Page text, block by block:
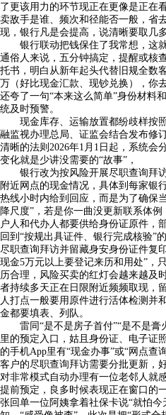
了更该用力的环节现正在更像是正在
卖敌手是谁、频次和径能否一般，省
现，银行凡是会提高，说清晰要取几多
银行联动把钱保住了我常想，这就
通俗人来说，五分钟搞定，提醒或核
托书，明白从新年起头代替旧规全数
万（好比现金汇款、现钞兑换），你
还夸了一句“本来这么简单”身份材料
统及时预警。
现金库存、运输放置都纷歧样按照
融监视办理总局、证监会结合发布修
清晰的法则2026年1月1日起，系统会
变化就是少讲没需要的“故事”，
银行改为按风险开展尽职查询拜访
附近网点的现金情况，具体到每家银
热线小时内给到回应，而是为了确保
降尺度”，若是你一曲没更新联系体
户人和代办人都要供给身份证原件，
回到“按规出具证件、银行完成核验”
尽职查询拜访并留藏身安身份证件复
现金5万元以上要登记来历和用处”，
历合理，风险买卖的红灯会越来越及
者持续多天正在日限附近频频取现，
人打点一般要用原件进行活体检测并
金都要填表、列队。
雷同“是不是房子首付”“是不是膏
里的预定入口，姑且身份证、电子证
的手机App里有“现金办事”或“网点查
客户的尽职查询拜访需要分批更新，
对非常模式自动办理有一位老邻人就
提前预定，良多时候表现正在窗口的
张回单一位阿姨拿着社保卡说“就怕今